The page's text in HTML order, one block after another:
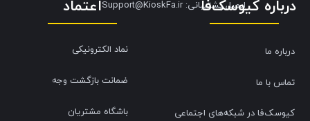
​​​​​​​ایمیل پشتیبانی: Support@KioskFa.ir
اعتماد
نماد الکترونیکی
ضمانت بازگشت وجه
باشگاه مشتریان
درباره کیوسک‌فا
درباره ما
تماس با ما
کیوسک‌فا در شبکه‌های اجتماعی